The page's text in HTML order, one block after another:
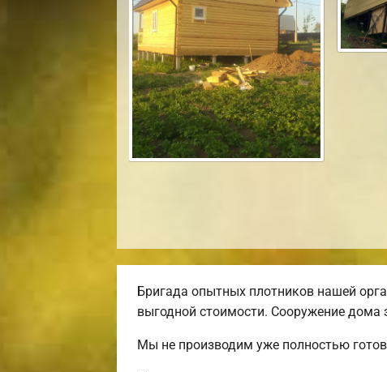
Бригада опытных плотников нашей
выгодной стоимости. Сооружение дома
Мы не производим уже полностью